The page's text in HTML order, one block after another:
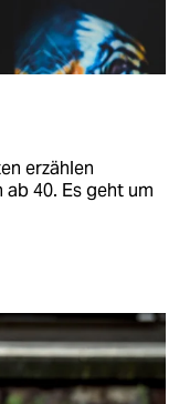
erzählen
40. Es geht um